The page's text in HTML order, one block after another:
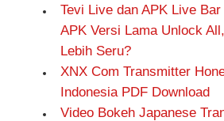
Tevi Live dan APK Live
APK Versi Lama Unlock
Lebih Seru?
XNX Com Transmitter
Indonesia PDF Download
Video Bokeh Japanese